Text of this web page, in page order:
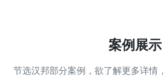
案例展示
节选汉邦部分案例，欲了解更多详情